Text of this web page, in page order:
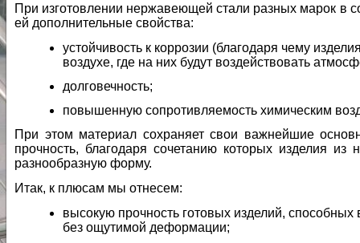
При изготовлении нержавеющей стали разных марок в
ей дополнительные свойства:
устойчивость к коррозии (благодаря чему
воздухе, где на них будут воздействовать
долговечность;
повышенную сопротивляемость химическим
При этом материал сохраняет свои важнейшие
прочность, благодаря сочетанию которых изделия
разнообразную форму.
Итак, к плюсам мы отнесем:
высокую прочность готовых изделий,
без ощутимой деформации;